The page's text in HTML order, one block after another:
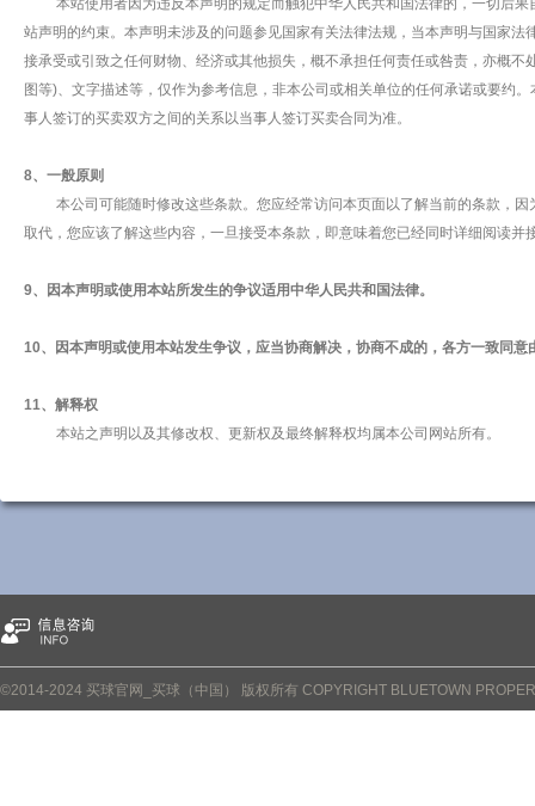
本站使用者因为违反本声明的规定而触犯中华人民共和国法律的，一切后果
站声明的约束。本声明未涉及的问题参见国家有关法律法规，当本声明与国家
接承受或引致之任何财物、经济或其他损失，概不承担任何责任或咎责，亦概
图等)、文字描述等，仅作为参考信息，非本公司或相关单位的任何承诺或要约
事人签订的买卖双方之间的关系以当事人签订买卖合同为准。
8、一般原则
本公司可能随时修改这些条款。您应经常访问本页面以了解当前的条款，因
取代，您应该了解这些内容，一旦接受本条款，即意味着您已经同时详细阅读并
9、因本声明或使用本站所发生的争议适用中华人民共和国法律。
10、因本声明或使用本站发生争议，应当协商解决，协商不成的，各方一致同意
11、解释权
本站之声明以及其修改权、更新权及最终解释权均属本公司网站所有。
©2014-2024 买球官网_买球（中国） 版权所有 COPYRIGHT BLUETOWN